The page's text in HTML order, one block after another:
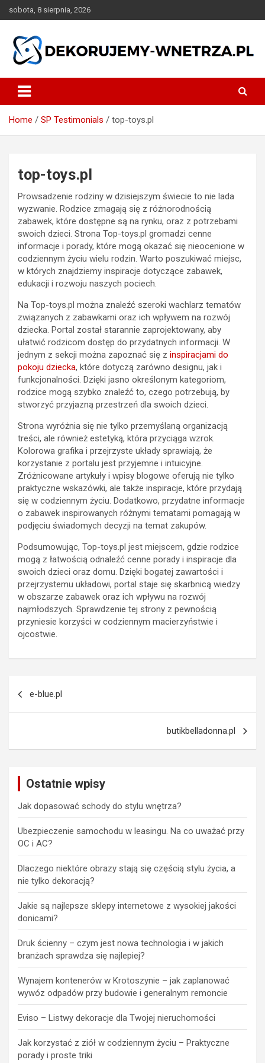
to
sobota, 8 sierpnia, 2026
dekorujemy-wnetrza.pl
Home SP Testimonials top-toys.pl
top-toys.pl
Prowsadzenie rodziny w dzisiejszym świecie to nie lada
wyzwanie. Rodzice zmagają się z różnorodnością
zabawek, które dostępne są na rynku, oraz z potrzebami
swoich dzieci. Strona Top-toys.pl gromadzi cenne
informacje i porady, które mogą okazać się nieocenione w
codziennym życiu wielu rodzin. Warto poszukiwać miejsc,
w których znajdziemy inspiracje dotyczące zabawek,
edukacji i rozwoju naszych pociech.
Na Top-toys.pl można znaleźć szeroki wachlarz tematów
związanych z zabawkami oraz ich wpływem na rozwój
dziecka. Portal został starannie zaprojektowany, aby
ułatwić rodzicom dostęp do przydatnych informacji. W
jednym z sekcji można zapoznać się z inspiracjami do
pokoju dziecka, które dotyczą zarówno designu, jak i
funkcjonalności. Dzięki jasno określonym kategoriom,
rodzice mogą szybko znaleźć to, czego potrzebują, by
stworzyć przyjazną przestrzeń dla swoich dzieci.
Strona wyróżnia się nie tylko przemyślaną organizacją
treści, ale również estetyką, która przyciąga wzrok.
Kolorowa grafika i przejrzyste układy sprawiają, że
korzystanie z portalu jest przyjemne i intuicyjne.
Zróżnicowane artykuły i wpisy blogowe oferują nie tylko
praktyczne wskazówki, ale także inspiracje, które przydają
się w codziennym życiu. Dodatkowo, przydatne informacje
o zabawek inspirowanych różnymi tematami pomagają w
podjęciu świadomych decyzji na temat zakupów.
Podsumowując, Top-toys.pl jest miejscem, gdzie rodzice
mogą z łatwością odnaleźć cenne porady i inspiracje dla
swoich dzieci oraz domu. Dzięki bogatej zawartości i
przejrzystemu układowi, portal staje się skarbnicą wiedzy
w obszarze zabawek oraz ich wpływu na rozwój
najmłodszych. Sprawdzenie tej strony z pewnością
przyniesie korzyści w codziennym macierzyństwie i
ojcostwie.
e-blue.pl
butikbelladonna.pl
Ostatnie wpisy
Jak dopasować schody do stylu wnętrza?
Ubezpieczenie samochodu w leasingu. Na co uważać przy
OC i AC?
Dlaczego niektóre obrazy stają się częścią stylu życia, a
nie tylko dekoracją?
Jakie są najlepsze sklepy internetowe z wysokiej jakości
donicami?
Druk ścienny – czym jest nowa technologia i w jakich
branżach sprawdza się najlepiej?
Wynajem kontenerów w Krotoszynie – jak zaplanować
wywóz odpadów przy budowie i generalnym remoncie
Eviso – Listwy dekoracje dla Twojej nieruchomości
Jak korzystać z ziół w codziennym życiu – Praktyczne
porady i proste triki